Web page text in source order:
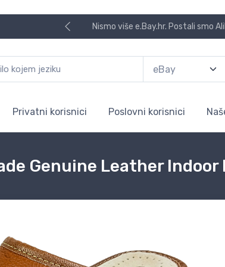
Nismo više e.Bay.hr. Postali smo
Privatni korisnici Poslovni korisnici
Genuine Leather Indoor